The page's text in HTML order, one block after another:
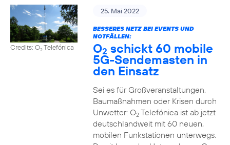
Credits: O2Telefónica
25. Mai 2022
BESSERES NETZ BEI EVENTS UND
NOTFÄLLEN:
O2 schickt 60 mobile
5G-Sendemasten in
den Einsatz
Sei es für Großveranstaltungen,
Baumaßnahmen oder Krisen durch
Unwetter: O2Telefónica ist ab jetzt
deutschlandweit mit 60 neuen,
mobilen Funkstationen unterwegs.